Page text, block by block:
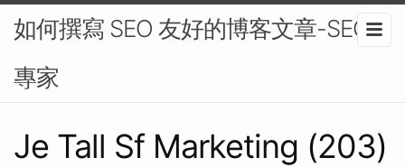
如何撰寫 SEO 友好的博客文章-SEO
專家
Je Tall Sf Marketing (203)